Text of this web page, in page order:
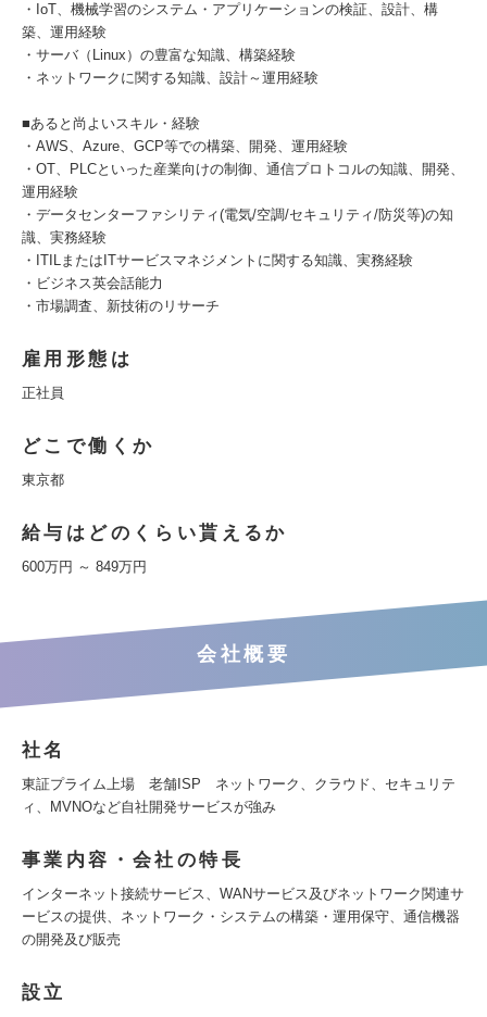
・IoT、機械学習のシステム・アプリケーションの検証、設計、構
築、運用経験
・サーバ（Linux）の豊富な知識、構築経験
・ネットワークに関する知識、設計～運用経験
■あると尚よいスキル・経験
・AWS、Azure、GCP等での構築、開発、運用経験
・OT、PLCといった産業向けの制御、通信プロトコルの知識、開発、
運用経験
・データセンターファシリティ(電気/空調/セキュリティ/防災等)の知
識、実務経験
・ITILまたはITサービスマネジメントに関する知識、実務経験
・ビジネス英会話能力
・市場調査、新技術のリサーチ
雇用形態は
正社員
どこで働くか
東京都
給与はどのくらい貰えるか
600万円 ～ 849万円
会社概要
社名
東証プライム上場 老舗ISP ネットワーク、クラウド、セキュリテ
ィ、MVNOなど自社開発サービスが強み
事業内容・会社の特長
インターネット接続サービス、WANサービス及びネットワーク関連サ
ービスの提供、ネットワーク・システムの構築・運用保守、通信機器
の開発及び販売
設立